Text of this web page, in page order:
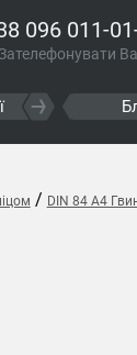
096 011-
/ DIN 84 A4